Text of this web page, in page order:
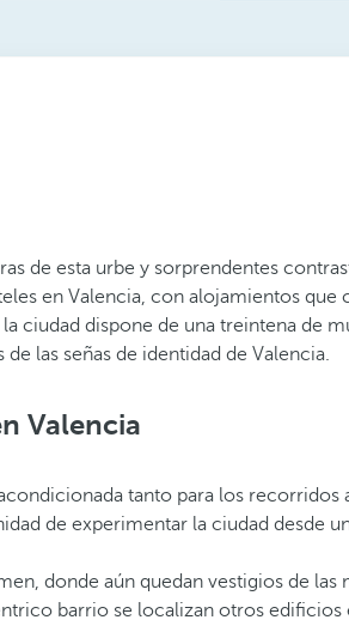
de esta urbe y sorprendentes
en Valencia, con alojamientos que
dispone de una treintena de
las señas de identidad de Valencia.
Valencia
tanto para los
de experimentar la ciudad desde
donde aún quedan vestigios de las
barrio se localizan otros